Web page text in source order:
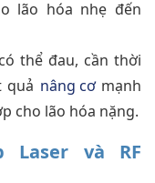
lão hóa nhẹ đến
thể đau, cần thời
quả nâng cơmạnh
cho lão hóa nặng.
Laser và RF